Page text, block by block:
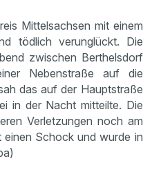
Mittelsachsen mit einem
tödlich verunglückt. Die
zwischen Berthelsdorf
Nebenstraße auf die
das auf der Hauptstraße
in der Nacht mitteilte. Die
Verletzungen noch am
Schock und wurde in